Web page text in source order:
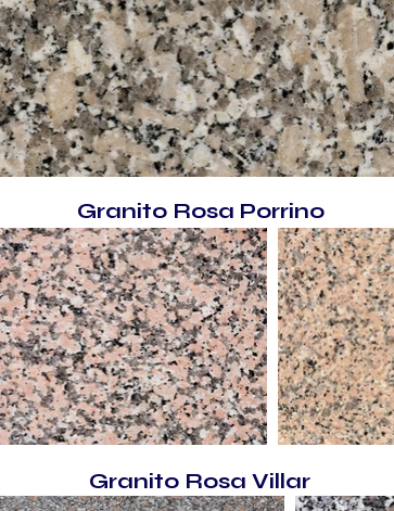
Granito Rosa Porrino
Granito Rosa Villar